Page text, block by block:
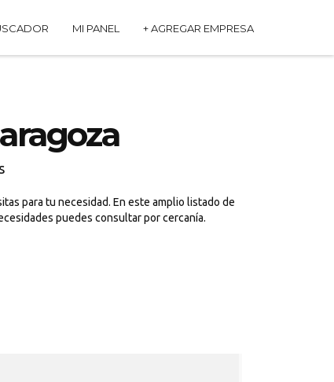
MI PANEL + AGREGAR EMPRESA
para tu necesidad. En este amplio listado de
puedes consultar por cercanía.